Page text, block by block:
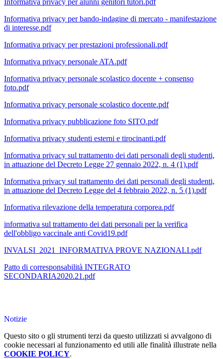
Informativa privacy per alunni genitori tutori.pdf
Informativa privacy per bando-indagine di mercato - manifestazione
di interesse.pdf
Informativa privacy per prestazioni professionali.pdf
Informativa privacy personale ATA.pdf
Informativa privacy personale scolastico docente + consenso
foto.pdf
Informativa privacy personale scolastico docente.pdf
Informativa privacy pubblicazione foto SITO.pdf
Informativa privacy studenti esterni e tirocinanti.pdf
Informativa privacy sul trattamento dei dati personali degli studenti,
in attuazione del Decreto Legge 27 gennaio 2022, n. 4 (1).pdf
Informativa privacy sul trattamento dei dati personali degli studenti,
in attuazione del Decreto Legge del 4 febbraio 2022, n. 5 (1).pdf
Informativa rilevazione della temperatura corporea.pdf
informativa sul trattamento dei dati personali per la verifica
dell'obbligo vaccinale anti Covid19.pdf
INVALSI_2021_INFORMATIVA PROVE NAZIONALI.pdf
Patto di corresponsabilità INTEGRATO
SECONDARIA2020.21.pdf
Notizie
Questo sito o gli strumenti terzi da questo utilizzati si avvalgono di
cookie necessari al funzionamento ed utili alle finalità illustrate nella
COOKIE POLICY.